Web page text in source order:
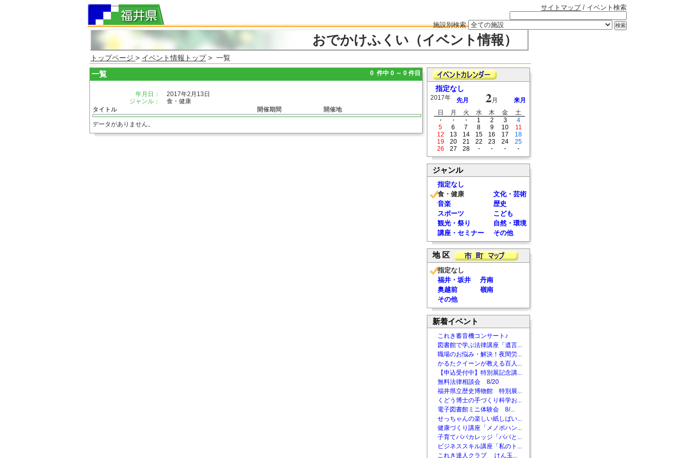
サイトマップ/ イベント検索
施設別検索
おでかけふくい（イベント情報）
トップページ > イベント情報トップ> 一覧
一覧 0 件中 0 ～ 0 件目
年月日：
2017年2月13日
ジャンル：
食・健康
タイトル
開催期間 開催地
データがありません。
指定なし
2017年 先月 2月
来月
日
月 火 水 木 金
土
・
・ ・ 1 2 3
4
5
6 7 8 9 10
11
12
13 14 15 16 17
18
19
20 21 22 23 24
25
26
27 28 ・ ・ ・ ・
ジャンル
指定なし
食・健康
文化・芸術
音楽
歴史
スポーツ
こども
観光・祭り
自然・環境
講座・セミナー
その他
地 区
指定なし
福井・坂井
丹南
奥越前
嶺南
その他
新着イベント
これき蓄音機コンサート♪
図書館で学ぶ法律講座「遺言...
職場のお悩み・解決！夜間労...
かるたクイーンが教える百人...
【申込受付中】特別展記念講...
無料法律相談会 8/20
福井県立歴史博物館 特別展...
くどう博士の手づくり科学お...
電子図書館ミニ体験会 8/...
せっちゃんの楽しい紙しばい...
健康づくり講座「メノポハン...
子育てパパカレッジ「パパと...
ビジネススキル講座「私のト...
これき達人クラブ けん玉...